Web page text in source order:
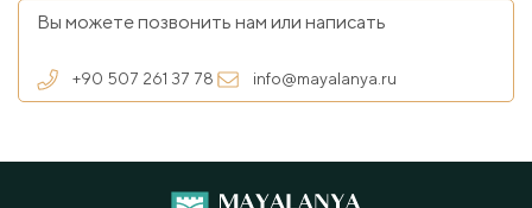
Вы можете позвонить нам или написать
+90 507 261 37 78 info@mayalanya.ru